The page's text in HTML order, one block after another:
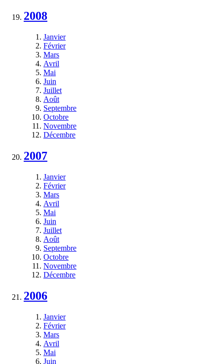
2008
Janvier
Février
Mars
Avril
Mai
Juin
Juillet
Août
Septembre
Octobre
Novembre
Décembre
2007
Janvier
Février
Mars
Avril
Mai
Juin
Juillet
Août
Septembre
Octobre
Novembre
Décembre
2006
Janvier
Février
Mars
Avril
Mai
Juin